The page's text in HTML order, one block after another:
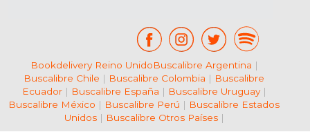
Bookdelivery Reino UnidoBuscalibre Argentina |
Buscalibre Chile | Buscalibre Colombia | Buscalibre
Ecuador| Buscalibre España | Buscalibre Uruguay|
Buscalibre México | Buscalibre Perú | Buscalibre Estados
Unidos| Buscalibre Otros Países|